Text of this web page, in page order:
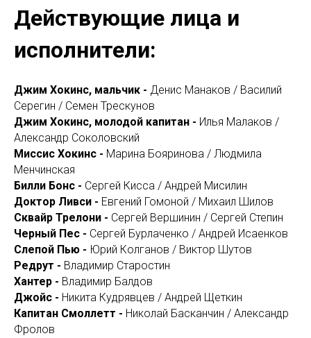
Действующие лица и
исполнители:
Джим Хокинс, мальчик - Денис Манаков / Василий
Серегин / Семен Трескунов
Джим Хокинс, молодой капитан - Илья Малаков /
Александр Соколовский
Миссис Хокинс - Марина Бояринова / Людмила
Менчинская
Билли Бонс - Сергей Кисса / Андрей Мисилин
Доктор Ливси - Евгений Гомоной / Михаил Шилов
Сквайр Трелони - Сергей Вершинин / Сергей Степин
Черный Пес - Сергей Бурлаченко / Андрей Исаенков
Слепой Пью - Юрий Колганов / Виктор Шутов
Редрут - Владимир Старостин
Хантер - Владимир Балдов
Джойс - Никита Кудрявцев / Андрей Щеткин
Капитан Смоллетт - Николай Басканчин / Александр
Фролов